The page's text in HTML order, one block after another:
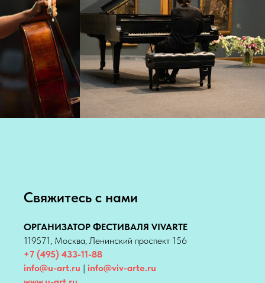
Свяжитесь с нами
ОРГАНИЗАТОР ФЕСТИВАЛЯ VIVARTE
119571, Москва, Ленинский проспект 156
+7 (495) 433-11-88
info@u-art.ru | info@viv-arte.ru